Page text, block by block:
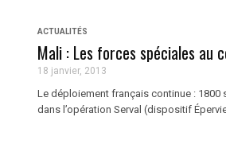
ACTUALITÉS
Mali : Les forces spéciales au
18 janvier, 2013
Le déploiement français continue :
dans l’opération Serval (dispositif